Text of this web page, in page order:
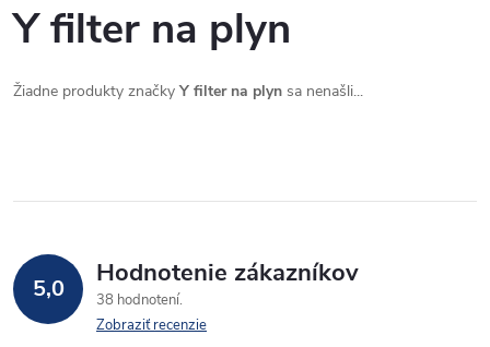
Y filter na plyn
Žiadne produkty značkyY filter na plyn sa nenašli...
5,0 Hodnotenie zákazníkov
38 hodnotení
Zobraziť recenzie